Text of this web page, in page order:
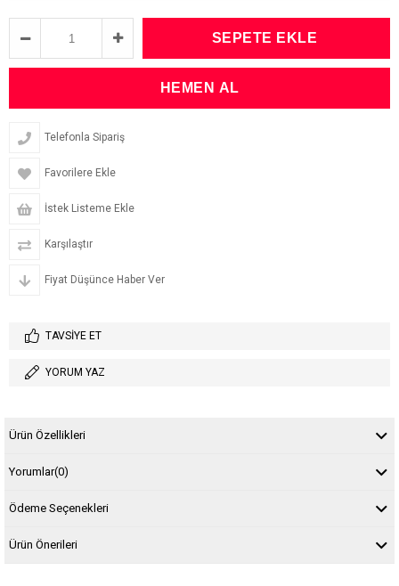
Telefonla Sipariş
Favorilere Ekle
İstek Listeme Ekle
Karşılaştır
Fiyat Düşünce Haber Ver
TAVSIYE ET
YORUM YAZ
Ürün Özellikleri
Yorumlar(0)
Ödeme Seçenekleri
Ürün Önerileri